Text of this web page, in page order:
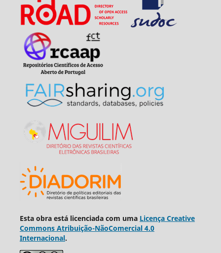
Esta obra está licenciada com uma Licença Creative
Commons Atribuição-NãoComercial 4.0
Internacional.